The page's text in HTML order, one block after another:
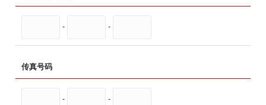
- -
传真号码
- -